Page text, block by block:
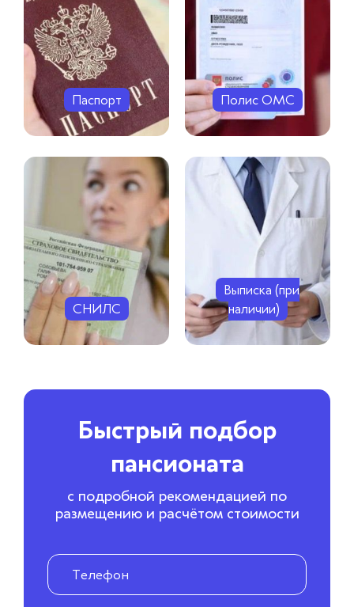
Паспорт Полис ОМС
СНИЛС
Выписка (при
наличии)
Быстрый подбор
пансионата
с подробной рекомендацией по
размещению и расчётом стоимости